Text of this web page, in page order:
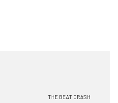
THE BEAT CRASH